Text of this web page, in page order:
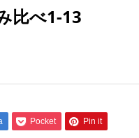
比べ1-13
Pocket Pin it